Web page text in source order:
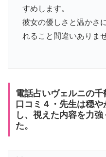
すめします。
彼女の優しさと温かさ
れること間違いありませ
電話占いヴェルニの
口コミ４・先生は穏
し、視えた内容を力
た。